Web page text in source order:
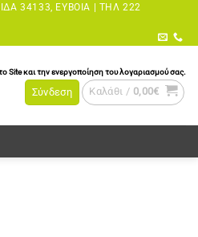
34133, ΕΎΒΟΙΑ | ΤΗΛ 222
Site και την ενεργοποίηση του λογαριασμού σας.
Σύνδεση Καλάθι / 0,00€